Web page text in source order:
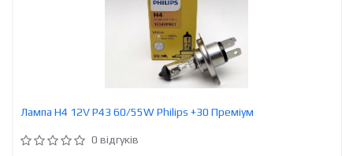
Лампа H4 12V Р43 60/55W Philips +30 Преміум
0 відгуків